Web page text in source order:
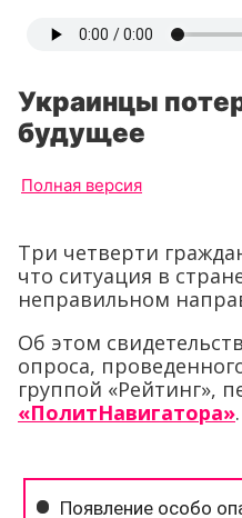
Украинцы
будущее
Полная версия
Три четверти
что ситуация в
неправильном
Об этом
опроса,
группой «Рейтинг»,
«ПолитНавигатора».